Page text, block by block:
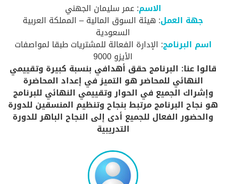
الاسم: عمر سليمان الجهني
جهة العمل: هيئة السوق المالية – المملكة العربية
السعودية
اسم البرنامج: الإدارة الفعالة للمشتريات طبقا لمواصفات
الأيزو 9000
قالوا عنا: البرنامج حقق أهدافي بنسبة كبيرة وتقييمي
النهائي للمحاضر هو التميز في إعداد المحاضرة
وإشراك الجميع في الحوار وتقييمي النهائي للبرنامج
هو نجاح البرنامج مرتبط بنجاح وتنظيم المنسقين للدورة
والحضور الفعال للجميع أدى إلى النجاح الباهر للدورة
التدريبية